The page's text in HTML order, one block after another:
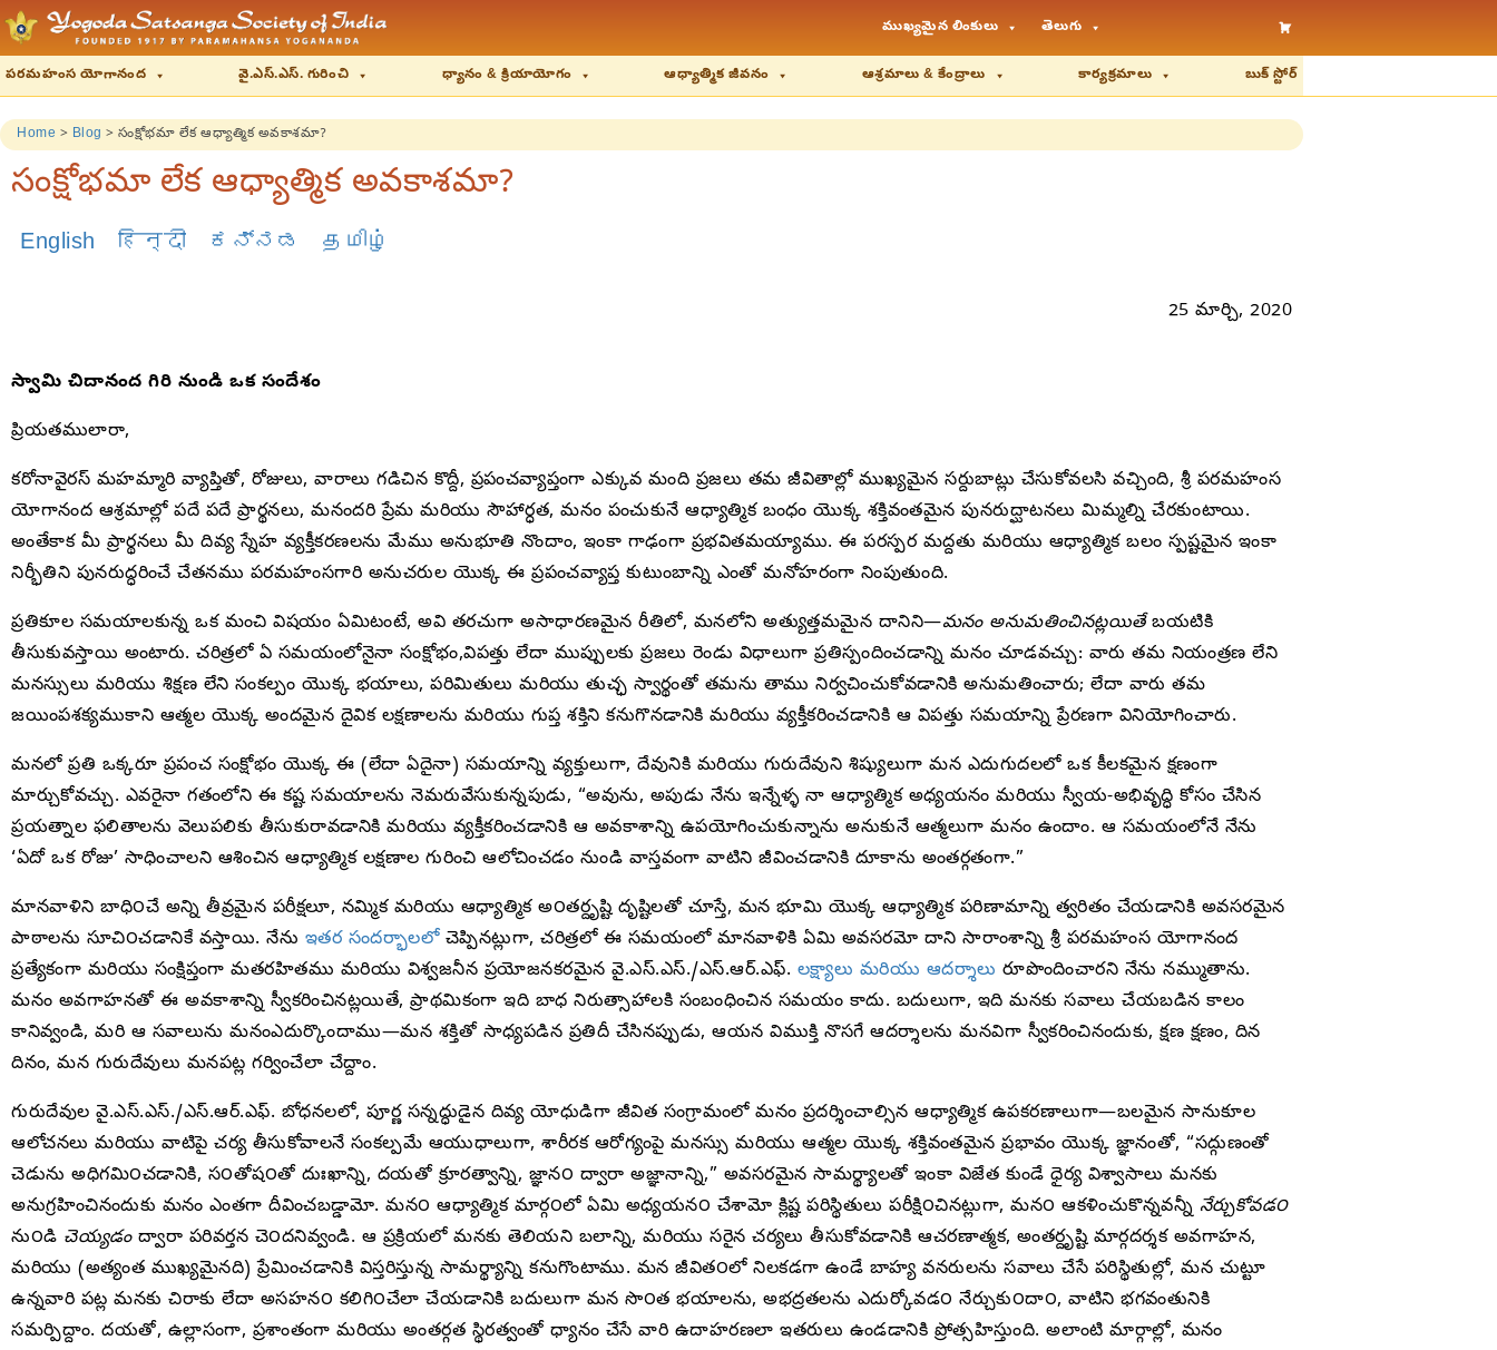
ముఖ్యమైన లింకులు తెలుగు
పరమహంస యోగానంద వై.ఎస్.ఎస్. గురించి ధ్యానం & క్రియాయోగం ఆధ్యాత్మిక జీవనం ఆశ్రమాలు & కేంద్రాలు కార్యక్రమాలు బుక్ స్టోర్
Home > Blog > సంక్షోభమా లేక ఆధ్యాత్మిక అవకాశమా?
సంక్షోభమా లేక ఆధ్యాత్మిక అవకాశమా?
English हिन्दी ಕನ್ನಡ தமிழ்
25 మార్చి, 2020
స్వామి చిదానంద గిరి నుండి ఒక సందేశం
ప్రియతములారా,
కరోనావైరస్ మహమ్మారి వ్యాప్తితో, రోజులు, వారాలు గడిచిన కొద్దీ, ప్రపంచవ్యాప్తంగా ఎక్కువ మంది ప్రజలు తమ జీవితాల్లో ముఖ్యమైన సర్దుబాట్లు చేసుకోవలసి వచ్చింది, శ్రీ పరమహంస
యోగానంద ఆశ్రమాల్లో పదే పదే ప్రార్థనలు, మనందరి ప్రేమ మరియు సౌహార్ధత, మనం పంచుకునే ఆధ్యాత్మిక బంధం యొక్క శక్తివంతమైన పునరుద్ఘాటనలు మిమ్మల్ని చేరకుంటాయి.
అంతేకాక మీ ప్రార్థనలు మీ దివ్య స్నేహ వ్యక్తీకరణలను మేము అనుభూతి నొందాం, ఇంకా గాఢంగా ప్రభవితమయ్యాము. ఈ పరస్పర మద్దతు మరియు ఆధ్యాత్మిక బలం స్పష్టమైన ఇంకా
నిర్భీతిని పునరుద్ధరించే చేతనము పరమహంసగారి అనుచరుల యొక్క ఈ ప్రపంచవ్యాప్త కుటుంబాన్ని ఎంతో మనోహరంగా నింపుతుంది.
ప్రతికూల సమయాలకున్న ఒక మంచి విషయం ఏమిటంటే, అవి తరచుగా అసాధారణమైన రీతిలో, మనలోని అత్యుత్తమమైన దానిని—మనం అనుమతించినట్లయితేబయటికి
తీసుకువస్తాయి అంటారు. చరిత్రలో ఏ సమయంలోనైనా సంక్షోభం,విపత్తు లేదా ముప్పులకు ప్రజలు రెండు విధాలుగా ప్రతిస్పందించడాన్ని మనం చూడవచ్చు: వారు తమ నియంత్రణ లేని
మనస్సులు మరియు శిక్షణ లేని సంకల్పం యొక్క భయాలు, పరిమితులు మరియు తుచ్ఛ స్వార్థంతో తమను తాము నిర్వచించుకోవడానికి అనుమతించారు; లేదా వారు తమ
జయింపశక్యముకాని ఆత్మల యొక్క అందమైన దైవిక లక్షణాలను మరియు గుప్త శక్తిని కనుగొనడానికి మరియు వ్యక్తీకరించడానికి ఆ విపత్తు సమయాన్ని ప్రేరణగా వినియోగించారు.
మనలో ప్రతి ఒక్కరూ ప్రపంచ సంక్షోభం యొక్క ఈ (లేదా ఏదైనా) సమయాన్ని వ్యక్తులుగా, దేవునికి మరియు గురుదేవుని శిష్యులుగా మన ఎదుగుదలలో ఒక కీలకమైన క్షణంగా
మార్చుకోవచ్చు. ఎవరైనా గతంలోని ఈ కష్ట సమయాలను నెమరువేసుకున్నపుడు, “అవును, అపుడు నేను ఇన్నేళ్ళ నా ఆధ్యాత్మిక అధ్యయనం మరియు స్వీయ-అభివృద్ధి కోసం చేసిన
ప్రయత్నాల ఫలితాలను వెలుపలికు తీసుకురావడానికి మరియు వ్యక్తీకరించడానికి ఆ అవకాశాన్ని ఉపయోగించుకున్నాను అనుకునే ఆత్మలుగా మనం ఉందాం. ఆ సమయంలోనే నేను
‘ఏదో ఒక రోజు’ సాధించాలని ఆశించిన ఆధ్యాత్మిక లక్షణాల గురించి ఆలోచించడం నుండి వాస్తవంగా వాటిని జీవించడానికి దూకాను అంతర్గతంగా.”
మానవాళిని బాధి౦చే అన్ని తీవ్రమైన పరీక్షలూ, నమ్మిక మరియు ఆధ్యాత్మిక అ౦తర్దృష్టి దృష్టిలతో చూస్తే, మన భూమి యొక్క ఆధ్యాత్మిక పరిణామాన్ని త్వరితం చేయడానికి అవసరమైన
పాఠాలను సూచి౦చడానికే వస్తాయి. నేను ఇతర సందర్భాలలోచెప్పినట్లుగా, చరిత్రలో ఈ సమయంలో మానవాళికి ఏమి అవసరమో దాని సారాంశాన్ని శ్రీ పరమహంస యోగానంద
ప్రత్యేకంగా మరియు సంక్షిప్తంగా మతరహితము మరియు విశ్వజనీన ప్రయోజనకరమైన వై.ఎస్.ఎస్./ఎస్.ఆర్.ఎఫ్. లక్ష్యాలు మరియు ఆదర్శాలు రూపొందించారని నేను నమ్ముతాను.
మనం అవగాహనతో ఈ అవకాశాన్ని స్వీకరించినట్లయితే, ప్రాథమికంగా ఇది బాధ నిరుత్సాహాలకి సంబంధించిన సమయం కాదు. బదులుగా, ఇది మనకు సవాలు చేయబడిన కాలం
కానివ్వండి, మరి ఆ సవాలును మనంఎదుర్కొందాము—మన శక్తితో సాధ్యపడిన ప్రతిదీ చేసినప్పుడు, ఆయన విముక్తి నొసగే ఆదర్శాలను మనవిగా స్వీకరించినందుకు, క్షణ క్షణం, దిన
దినం, మన గురుదేవులు మనపట్ల గర్వించేలా చేద్దాం.
గురుదేవుల వై.ఎస్.ఎస్./ఎస్.ఆర్.ఎఫ్. బోధనలలో, పూర్ణ సన్నద్ధుడైన దివ్య యోధుడిగా జీవిత సంగ్రామంలో మనం ప్రదర్శించాల్సిన ఆధ్యాత్మిక ఉపకరణాలుగా—బలమైన సానుకూల
ఆలోచనలు మరియు వాటిపై చర్య తీసుకోవాలనే సంకల్పమే ఆయుధాలుగా, శారీరక ఆరోగ్యంపై మనస్సు మరియు ఆత్మల యొక్క శక్తివంతమైన ప్రభావం యొక్క జ్ఞానంతో, “సద్గుణంతో
చెడును అధిగమి౦చడానికి, స౦తోష౦తో దుఃఖాన్ని, దయతో క్రూరత్వాన్ని, జ్ఞాన౦ ద్వారా అజ్ఞానాన్ని,” అవసరమైన సామర్థ్యాలతో ఇంకా విజేత కుండే ధైర్య విశ్వాసాలు మనకు
అనుగ్రహించినందుకు మనం ఎంతగా దీవించబడ్డామో. మన౦ ఆధ్యాత్మిక మార్గ౦లో ఏమి అధ్యయన౦ చేశామో క్లిష్ట పరిస్థితులు పరీక్షి౦చినట్లుగా, మన౦ ఆకళించుకొన్నవన్నీ నేర్చుకోవడ౦
ను౦డి చెయ్యడంద్వారా పరివర్తన చె౦దనివ్వండి. ఆ ప్రక్రియలో మనకు తెలియని బలాన్ని, మరియు సరైన చర్యలు తీసుకోవడానికి ఆచరణాత్మక, అంతర్దృష్టి మార్గదర్శక అవగాహన,
మరియు (అత్యంత ముఖ్యమైనది) ప్రేమించడానికి విస్తరిస్తున్న సామర్థ్యాన్ని కనుగొంటాము. మన జీవిత౦లో నిలకడగా ఉండే బాహ్య వనరులను సవాలు చేసే పరిస్థితుల్లో, మన చుట్టూ
ఉన్నవారి పట్ల మనకు చిరాకు లేదా అసహన౦ కలిగి౦చేలా చేయడానికి బదులుగా మన సొ౦త భయాలను, అభద్రతలను ఎదుర్కోవడ౦ నేర్చుకు౦దా౦, వాటిని భగవంతునికి
సమర్పిద్దాం. దయతో, ఉల్లాసంగా, ప్రశాంతంగా మరియు అంతర్గత స్థిరత్వంతో ధ్యానం చేసే వారి ఉదాహరణలా ఇతరులు ఉండడానికి ప్రోత్సహిస్తుంది. అలాంటి మార్గాల్లో, మనం